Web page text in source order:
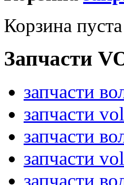
Корзина пуста
Запчасти
запчасти
запчасти
запчасти
запчасти
запчасти